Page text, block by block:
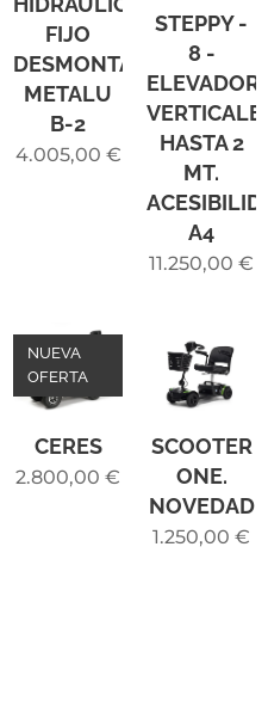
FIJO
DESMONTABLE
METALU
B-2
4.005,00 €
STEPPY -
8 -
HASTA 2
MT.
A4
11.250,00 €
CERES
NUEVA
OFERTA
2.800,00 €
SCOOTER
ONE.
NOVEDAD
1.250,00 €